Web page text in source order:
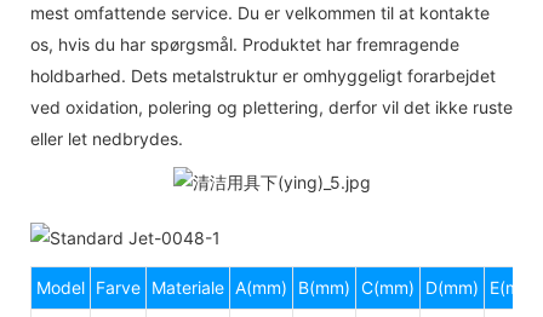
mest omfattende service. Du er velkommen til at kontakte
os, hvis du har spørgsmål. Produktet har fremragende
holdbarhed. Dets metalstruktur er omhyggeligt forarbejdet
ved oxidation, polering og plettering, derfor vil det ikke ruste
eller let nedbrydes.
Model Farve Materiale A(mm) B(mm) C(mm) D(mm) E(mm)